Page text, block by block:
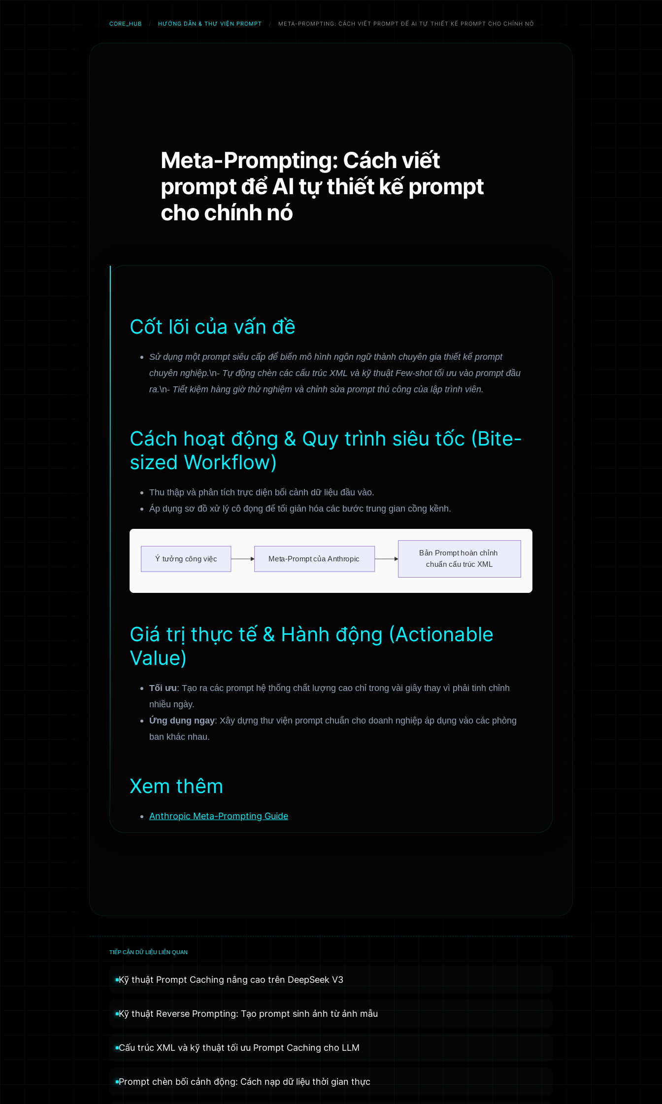
CORE_HUB / HƯỚNG DẪN & THƯ VIỆN PROMPT / META-PROMPTING: CÁCH VIẾT PROMPT ĐỂ AI TỰ THIẾT KẾ PROMPT CHO CHÍNH NÓ
Meta-Prompting: Cách viết
prompt để AI tự thiết kế prompt
cho chính nó
Cốt lõi của vấn đề
Sử dụng một prompt siêu cấp để biến mô hình ngôn ngữ thành chuyên gia thiết kế prompt
chuyên nghiệp.\n- Tự động chèn các cấu trúc XML và kỹ thuật Few-shot tối ưu vào prompt đầu
ra.\n- Tiết kiệm hàng giờ thử nghiệm và chỉnh sửa prompt thủ công của lập trình viên.
Cách hoạt động & Quy trình siêu tốc (Bite-
sized Workflow)
Thu thập và phân tích trực diện bối cảnh dữ liệu đầu vào.
Áp dụng sơ đồ xử lý cô đọng để tối giản hóa các bước trung gian cồng kềnh.
Giá trị thực tế & Hành động (Actionable
Value)
Tối ưu: Tạo ra các prompt hệ thống chất lượng cao chỉ trong vài giây thay vì phải tinh chỉnh
nhiều ngày.
Ứng dụng ngay: Xây dựng thư viện prompt chuẩn cho doanh nghiệp áp dụng vào các phòng
ban khác nhau.
Xem thêm
Anthropic Meta-Prompting Guide
TIẾP CẬN DỮ LIỆU LIÊN QUAN
Kỹ thuật Prompt Caching nâng cao trên DeepSeek V3
Kỹ thuật Reverse Prompting: Tạo prompt sinh ảnh từ ảnh mẫu
Cấu trúc XML và kỹ thuật tối ưu Prompt Caching cho LLM
Prompt chèn bối cảnh động: Cách nạp dữ liệu thời gian thực